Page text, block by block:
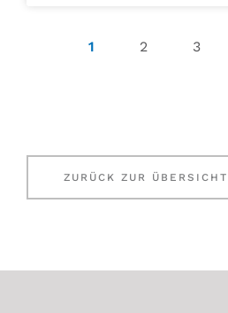
1 2 3
ZURÜCK ZUR ÜBERSICHT